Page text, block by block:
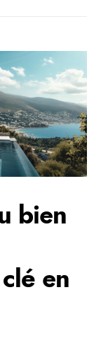
bien
en